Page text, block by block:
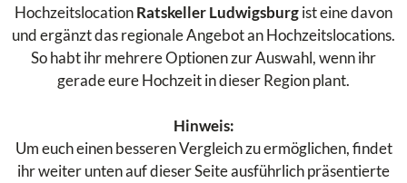
HochzeitslocationRatskeller Ludwigsburgist eine davon
und ergänzt das regionale Angebot an Hochzeitslocations.
So habt ihr mehrere Optionen zur Auswahl, wenn ihr
gerade eure Hochzeit in dieser Region plant.
Hinweis:
Um euch einen besseren Vergleich zu ermöglichen, findet
ihr weiter unten auf dieser Seite ausführlich präsentierte